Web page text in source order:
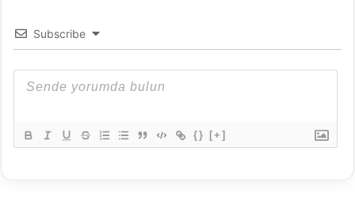
g
r
Subscribe
{} [+]